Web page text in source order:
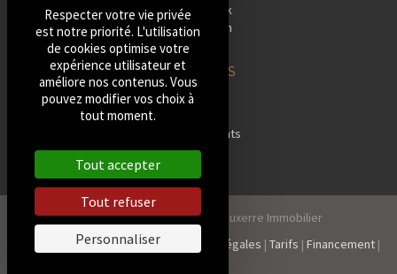
Facebook
Instagram
Tiktok
NOS BIENS
»Maisons
Appartements
»Terrains
2026, Tous droits réservés Auxerre Immobilier
Politique de confidentialité
Mentions Légales | Tarifs | Financement |
Respecter votre vie privée
est notre priorité. L'utilisation
de cookies optimise votre
expérience utilisateur et
améliore nos contenus. Vous
pouvez modifier vos choix à
tout moment.
Tout accepter
Tout refuser
Personnaliser